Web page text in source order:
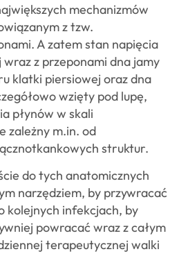
mechanizmów
z tzw.
A zatem stan napięcia
z przeponami dna jamy
klatki piersiowej oraz dna
wzięty pod lupę,
płynów w skali
zależny m.in. od
struktur.
do tych anatomicznych
narzędziem, by przywracać
kolejnych infekcjach, by
powracać wraz z całym
terapeutycznej walki